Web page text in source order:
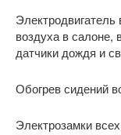
воздуха в салоне,
датчики дождя и
Обогрев сидений
Электрозамки